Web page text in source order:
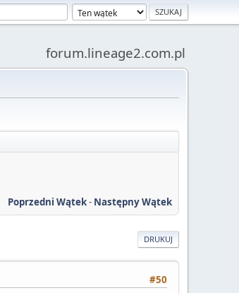
forum.lineage2.com.pl
Poprzedni Wątek- Następny Wątek
DRUKUJ
#50